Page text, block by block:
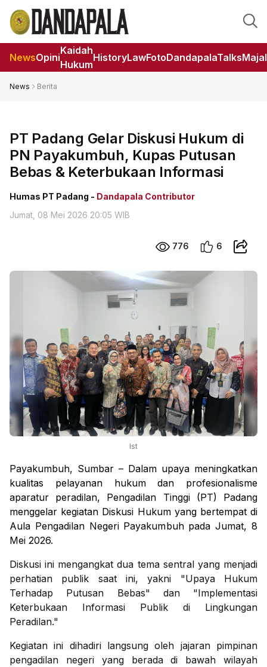
NewsOpini
Kaidah
Hukum
HistoryLawFotoDandapalaTalks
News Berita
PT Padang Gelar Diskusi Hukum di
PN Payakumbuh, Kupas Putusan
Bebas & Keterbukaan Informasi
Humas PT Padang - Dandapala Contributor
Jumat, 08 Mei 2026 20:05 WIB
776 6
Ist
Payakumbuh, Sumbar – Dalam upaya meningkatkan
kualitas pelayanan hukum dan profesionalisme
aparatur peradilan, Pengadilan Tinggi (PT) Padang
menggelar kegiatan Diskusi Hukum yang bertempat di
Aula Pengadilan Negeri Payakumbuh pada Jumat, 8
Mei 2026.
Diskusi ini mengangkat dua tema sentral yang menjadi
perhatian publik saat ini, yakni "Upaya Hukum
Terhadap Putusan Bebas" dan "Implementasi
Keterbukaan Informasi Publik di Lingkungan
Peradilan."
Kegiatan ini dihadiri langsung oleh jajaran pimpinan
pengadilan negeri yang berada di bawah wilayah